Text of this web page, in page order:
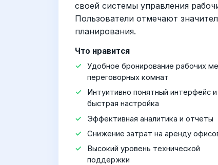
своей системы управления
Пользователи отмечают
планирования.
Что нравится
Удобное бронирование рабочих
переговорных комнат
Интуитивно понятный интерфейс и
быстрая настройка
Эффективная аналитика и отчеты
Снижение затрат на аренду
Высокий уровень технической
поддержки